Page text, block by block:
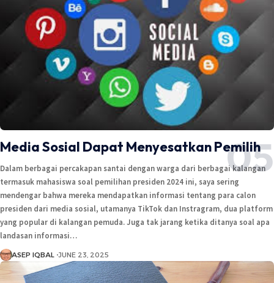
Media Sosial Dapat Menyesatkan Pemilih
Dalam berbagai percakapan santai dengan warga dari berbagai kalangan
termasuk mahasiswa soal pemilihan presiden 2024 ini, saya sering
mendengar bahwa mereka mendapatkan informasi tentang para calon
presiden dari media sosial, utamanya TikTok dan Instragram, dua platform
yang popular di kalangan pemuda. Juga tak jarang ketika ditanya soal apa
landasan informasi…
ASEP IQBAL JUNE 23, 2025